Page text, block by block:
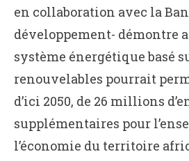
en collaboration avec la
développement- démontre
système énergétique basé
renouvelables pourrait
d’ici 2050, de 26 millions
supplémentaires pour
l’économie du territoire